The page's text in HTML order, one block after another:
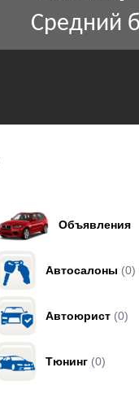
Объявления
Автосалоны (0)
Автоюрист (0)
Тюнинг (0)